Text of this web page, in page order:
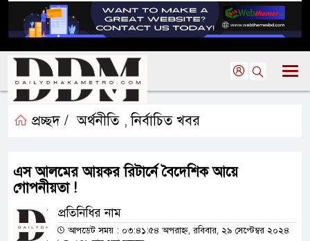
প্রচ্ছদ / অর্থনীতি ,নির্বাচিত খবর
এস আলমের আয়কর রিটার্নে বৈদেশিক আয়ে
গোপনীয়তা !
প্রতিনিধির নাম
আপডেট সময় : ০৩:৪১:৫৪ অপরাহ্ন, রবিবার, ২৯ সেপ্টেম্বর ২০২৪